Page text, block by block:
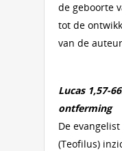
de geboorte
tot de
van de
Lucas 1,57-
ontferming
De
(Teofilus)